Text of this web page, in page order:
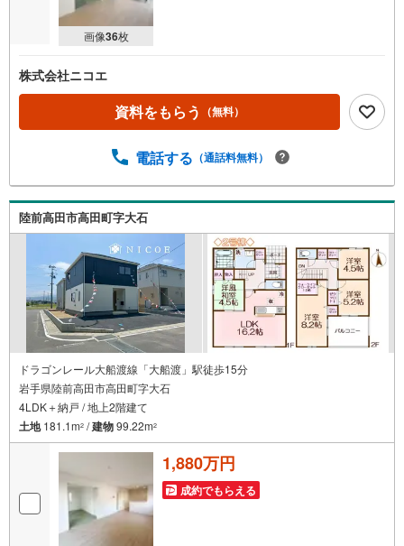
画像36枚
株式会社ニコエ
資料をもらう （無料）
電話する （通話料無料）
陸前高田市高田町字大石
ドラゴンレール大船渡線「大船渡」駅徒歩15分
岩手県陸前高田市高田町字大石
4LDK＋納戸 / 地上2階建て
土地181.1m2 /建物99.22m2
1,880万円
成約でもらえる